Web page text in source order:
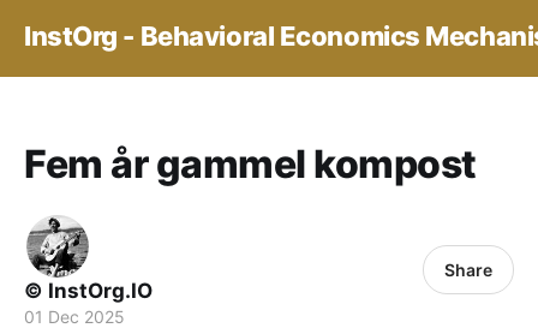
InstOrg - Behavioral Economics
Fem år gammel kompost
© InstOrg.IO
01 Dec 2025
Share